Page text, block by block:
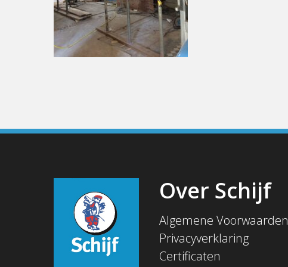
Over Schijf
Algemene Voorwaarden
Privacyverklaring
Certificaten